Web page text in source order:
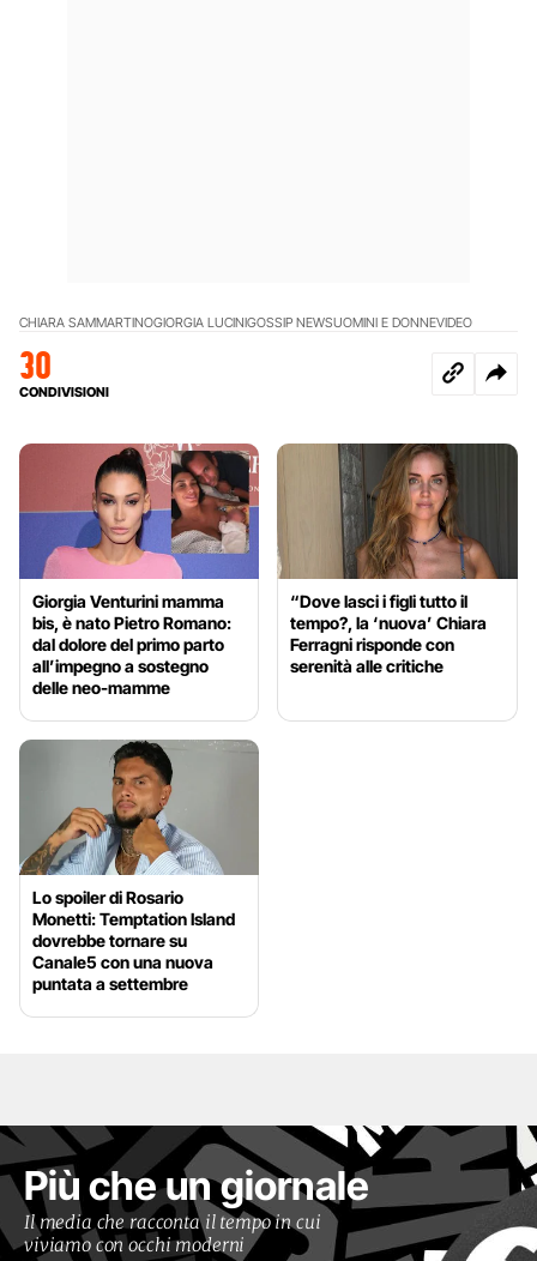
CHIARA SAMMARTINOGIORGIA LUCINIGOSSIP NEWSUOMINI E DONNEVIDEO
30
CONDIVISIONI
Giorgia Venturini mamma
bis, è nato Pietro Romano:
dal dolore del primo parto
all’impegno a sostegno
delle neo-mamme
“Dove lasci i figli tutto il
tempo?, la ‘nuova’ Chiara
Ferragni risponde con
serenità alle critiche
Lo spoiler di Rosario
Monetti: Temptation Island
dovrebbe tornare su
Canale5 con una nuova
puntata a settembre
Più che un giornale
Il media che racconta il tempo in cui
viviamo con occhi moderni